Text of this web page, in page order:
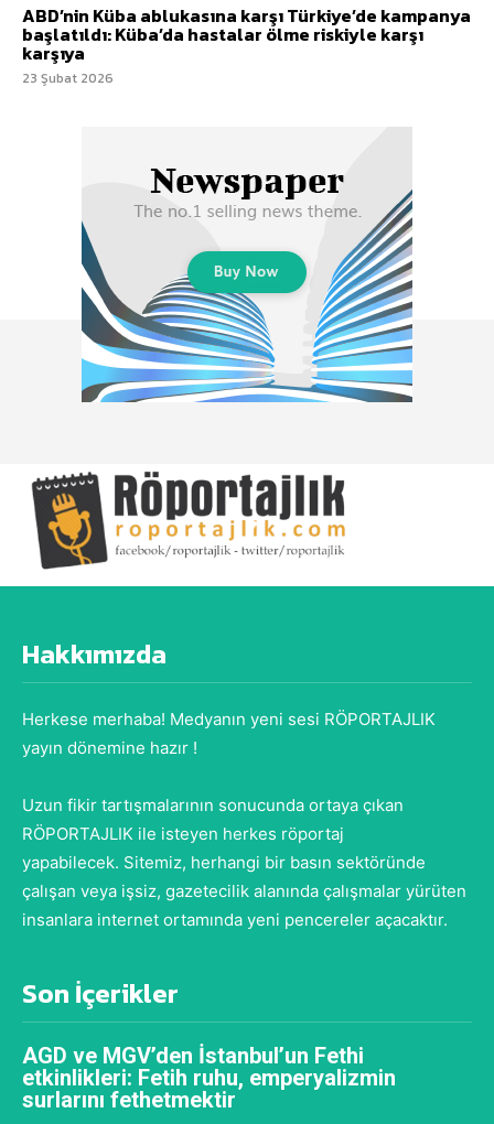
ABD’nin Küba ablukasına karşı Türkiye’de kampanya
başlatıldı: Küba’da hastalar ölme riskiyle karşı
karşıya
23 Şubat 2026
Hakkımızda
Herkese merhaba! Medyanın yeni sesi RÖPORTAJLIK
yayın dönemine hazır !
Uzun fikir tartışmalarının sonucunda ortaya çıkan
RÖPORTAJLIK ile isteyen herkes röportaj
yapabilecek. Sitemiz, herhangi bir basın sektöründe
çalışan veya işsiz, gazetecilik alanında çalışmalar yürüten
insanlara internet ortamında yeni pencereler açacaktır.
Son İçerikler
AGD ve MGV’den İstanbul’un Fethi
etkinlikleri: Fetih ruhu, emperyalizmin
surlarını fethetmektir